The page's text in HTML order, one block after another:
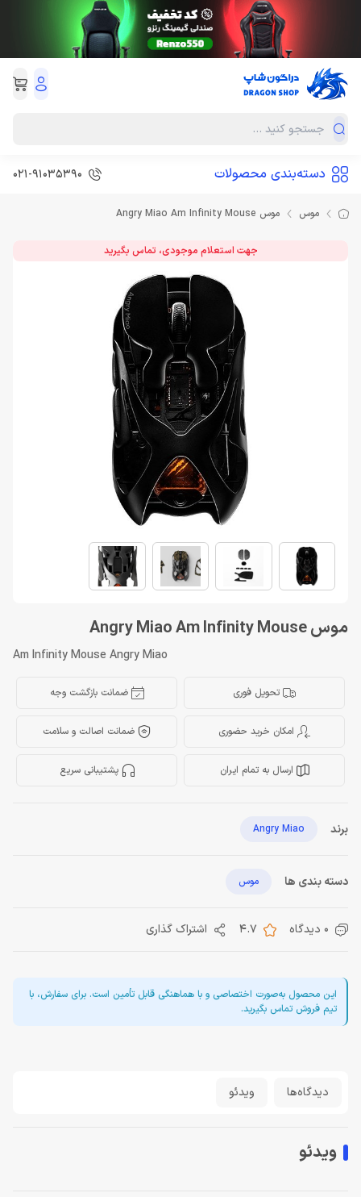
دسته‌بندی محصولات ۰۲۱-۹۱۰۳۵۳۹0
موس موس Angry Miao Am Infinity Mouse
جهت استعلام موجودی، تماس بگیرید
موس Angry Miao Am Infinity Mouse
Am Infinity Mouse Angry Miao
تحویل فوری ضمانت بازگشت وجه
امکان خرید حضوری ضمانت اصالت و سلامت
ارسال به تمام ایران پشتیبانی سریع
برند Angry Miao
دسته بندی ها موس
0 دیدگاه 4.7 اشتراک گذاری
این محصول به‌صورت اختصاصی و با هماهنگی قابل تأمین است. برای سفارش، با
تیم فروش تماس بگیرید.
دیدگاه‌ها ویدئو
ویدئو